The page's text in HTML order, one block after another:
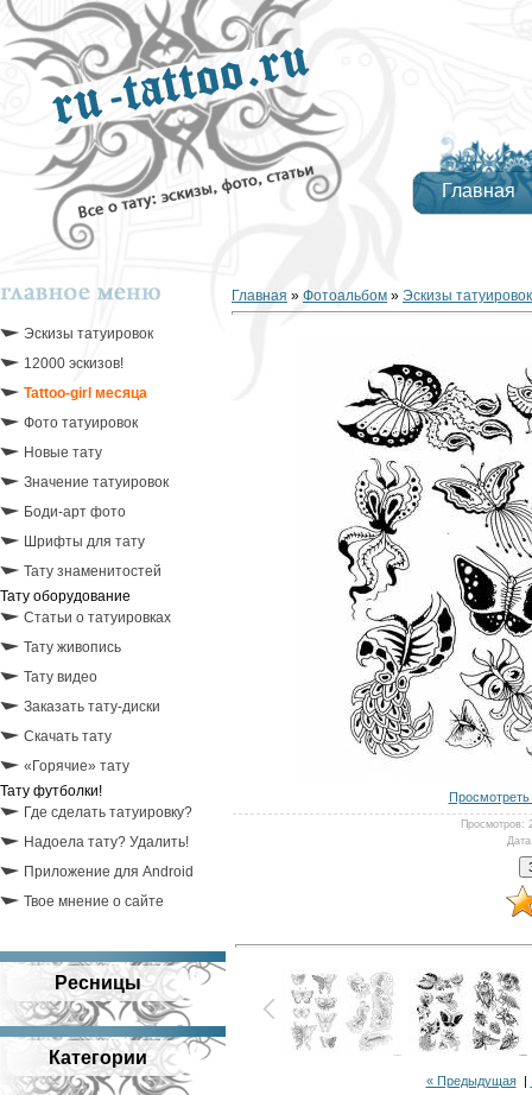
Главная
Эскизы татуировок
12000 эскизов!
Tattoo-girl месяца
Фото татуировок
Новые тату
Значение татуировок
Боди-арт фото
Шрифты для тату
Тату знаменитостей
Тату оборудование
Статьи о татуировках
Тату живопись
Тату видео
Заказать тату-диски
Скачать тату
«Горячие» тату
Тату футболки!
Где сделать татуировку?
Надоела тату? Удалить!
Приложение для Android
Твое мнение о сайте
Ресницы
Категории
Главная » Фотоальбом » Эскизы татуировок
Просмотров:
Дата
« Предыдущая|